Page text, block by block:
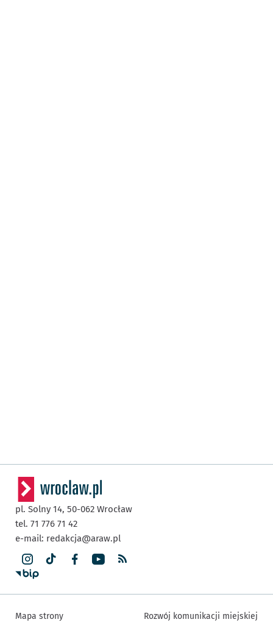
pl. Solny 14, 50-062 Wrocław
tel. 71 776 71 42
e-mail: redakcja@araw.pl
Mapa strony Rozwój komunikacji miejskiej